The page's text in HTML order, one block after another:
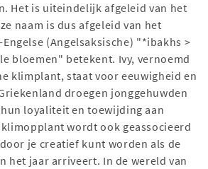
Het is uiteindelijk afgeleid van het
naam is dus afgeleid van het
(Angelsaksische) "*ibakhs >
bloemen" betekent. Ivy, vernoemd
klimplant, staat voor eeuwigheid en
droegen jonggehuwden
loyaliteit en toewijding aan
wordt ook geassocieerd
je creatief kunt worden als de
het jaar arriveert. In de wereld van